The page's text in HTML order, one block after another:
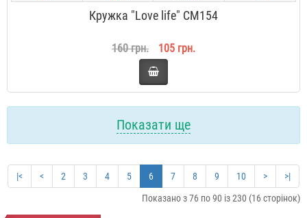
Кружка "Love life" CM154
160 грн. 105 грн.
Показати ще
|< < 2 3 4 5 6 7 8 9 10 >
>|
Показано з 76 по 90 із 230 (16 сторінок)